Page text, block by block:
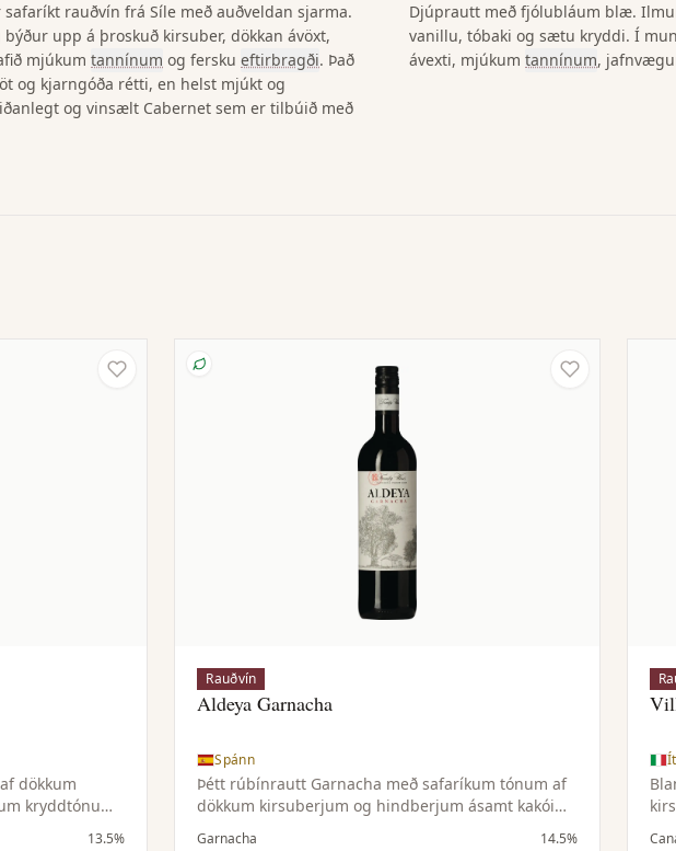
rauðvín frá Síle með auðveldan sjarma.
upp á þroskuð kirsuber, dökkan ávöxt,
mjúkum tannínum og fersku eftirbragði. Það
og kjarngóða rétti, en helst mjúkt og
og vinsælt Cabernet sem er tilbúið með
Djúprautt með fjólubláum blæ.
vanillu, tóbaki og sætu kryddi. Í
ávexti, mjúkum tannínum,
dökkum
kryddtónum.
kryddaðri
13.5%
Rauðvín
Aldeya Garnacha
Spánn
Þétt rúbínrautt Garnacha með safaríkum tónum af
dökkum kirsuberjum og hindberjum ásamt kakói
og vanillu. Meðalfyllt til þétt, ávaxtaríkt og
Garnacha 14.5%